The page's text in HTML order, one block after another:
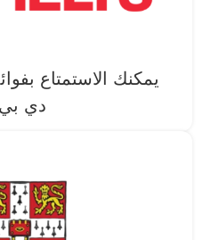
يمكنك الاستمتاع
دي